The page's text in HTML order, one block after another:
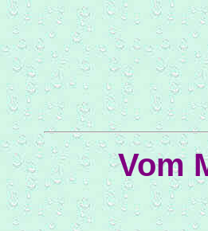
Vom